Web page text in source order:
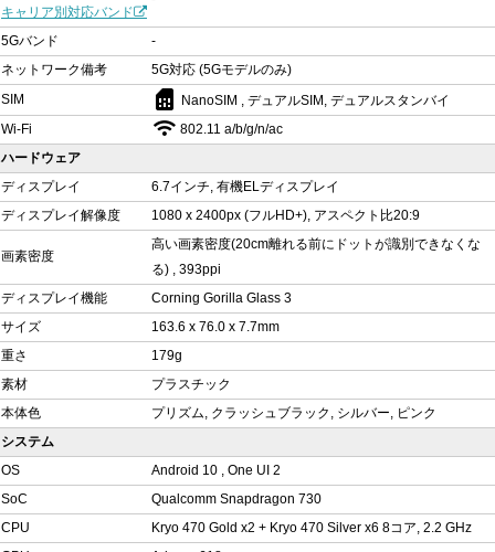
キャリア別対応バンド
5Gバンド
-
ネットワーク備考
5G対応 (5Gモデルのみ)
SIM
sim_card NanoSIM , デュアルSIM, デュアルスタンバイ
Wi-Fi
802.11 a/b/g/n/ac
ハードウェア
ディスプレイ
6.7インチ, 有機ELディスプレイ
ディスプレイ解像度
1080 x 2400px (フルHD+), アスペクト比20:9
画素密度
高い画素密度(20cm離れる前にドットが識別できなくな
る) , 393ppi
ディスプレイ機能
Corning Gorilla Glass 3
サイズ
163.6 x 76.0 x 7.7mm
重さ
179g
素材
プラスチック
本体色
プリズム, クラッシュブラック, シルバー, ピンク
システム
OS
Android 10 , One UI 2
SoC
Qualcomm Snapdragon 730
CPU
Kryo 470 Gold x2 + Kryo 470 Silver x6 8コア, 2.2 GHz